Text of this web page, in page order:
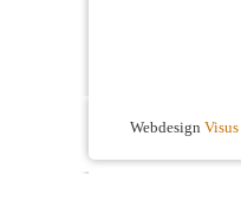
Webdesign Visus